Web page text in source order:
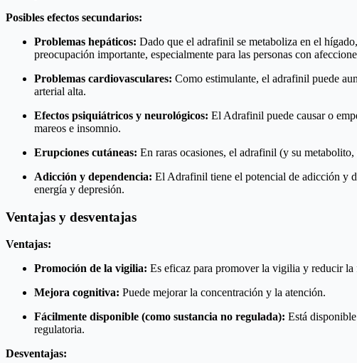
Posibles efectos secundarios:
Problemas hepáticos: Dado que el adrafinil se metaboliza en el
preocupación importante, especialmente para las personas con
Problemas cardiovasculares: Como estimulante, el adrafinil puede
arterial alta.
Efectos psiquiátricos y neurológicos: El Adrafinil puede causar o
mareos e insomnio.
Erupciones cutáneas: En raras ocasiones, el adrafinil (y su
Adicción y dependencia: El Adrafinil tiene el potencial de adicción y
energía y depresión.
Ventajas y desventajas
Ventajas:
Promoción de la vigilia: Es eficaz para promover la vigilia y reducir la
Mejora cognitiva: Puede mejorar la concentración y la atención.
Fácilmente disponible (como sustancia no regulada): Está
regulatoria.
Desventajas: